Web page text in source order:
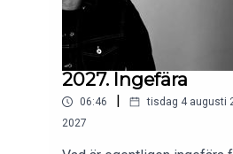
2027. Ingefära
06:46 tisdag 4 augusti
2027